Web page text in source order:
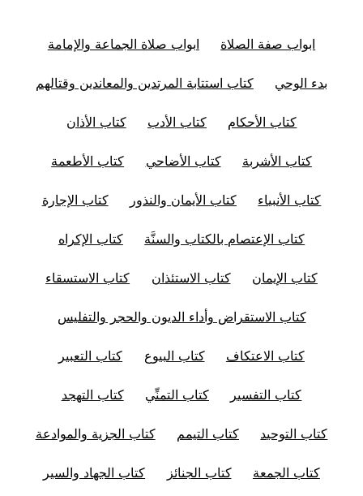
ابواب صفة الصلاة ابواب صلاة الجماعة والإمامة
بدء الوحي كتاب استتابة المرتدين والمعاندين وقتالهم
كتاب الأحكام كتاب الأدب كتاب الأذان
كتاب الأشربة كتاب الأضاحي كتاب الأطعمة
كتاب الأنبياء كتاب الأيمان والنذور كتاب الإجارة
كتاب الإعتصام بالكتاب والسنَّة كتاب الإكراه
كتاب الإيمان كتاب الاستئذان كتاب الاستسقاء
كتاب الاستقراض وأداء الديون والحجر والتفليس
كتاب الاعتكاف كتاب البيوع كتاب التعبير
كتاب التفسير كتاب التمنِّي كتاب التهجد
كتاب التوحيد كتاب التيمم كتاب الجزية والموادعة
كتاب الجمعة كتاب الجنائز كتاب الجهاد والسير